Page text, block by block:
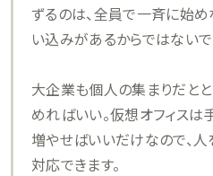
ずるのは、全員で一斉に始
い込みがあるからではないで
大企業も個人の集まりだと
めればいい。仮想オフィス
増やせばいいだけなので、
対応できます。